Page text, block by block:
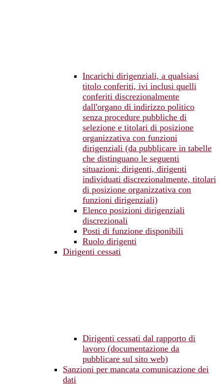
Incarichi dirigenziali, a qualsiasi
titolo conferiti, ivi inclusi quelli
conferiti discrezionalmente
dall'organo di indirizzo politico
senza procedure pubbliche di
selezione e titolari di posizione
organizzativa con funzioni
dirigenziali (da pubblicare in tabelle
che distinguano le seguenti
situazioni: dirigenti, dirigenti
individuati discrezionalmente, titolari
di posizione organizzativa con
funzioni dirigenziali)
Elenco posizioni dirigenziali
discrezionali
Posti di funzione disponibili
Ruolo dirigenti
Dirigenti cessati
Dirigenti cessati dal rapporto di
lavoro (documentazione da
pubblicare sul sito web)
Sanzioni per mancata comunicazione dei
dati